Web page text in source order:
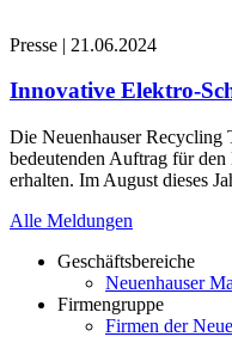
Presse | 21.06.2024
Innovative Elektro-
Die Neuenhauser Recycling
bedeutenden Auftrag für
erhalten. Im August dieses
Alle Meldungen
Geschäftsbereiche
Neuenhauser
Firmengruppe
Firmen der